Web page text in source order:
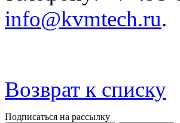
info@kvmtech.ru.
Возврат к списку
Подписаться на рассылку